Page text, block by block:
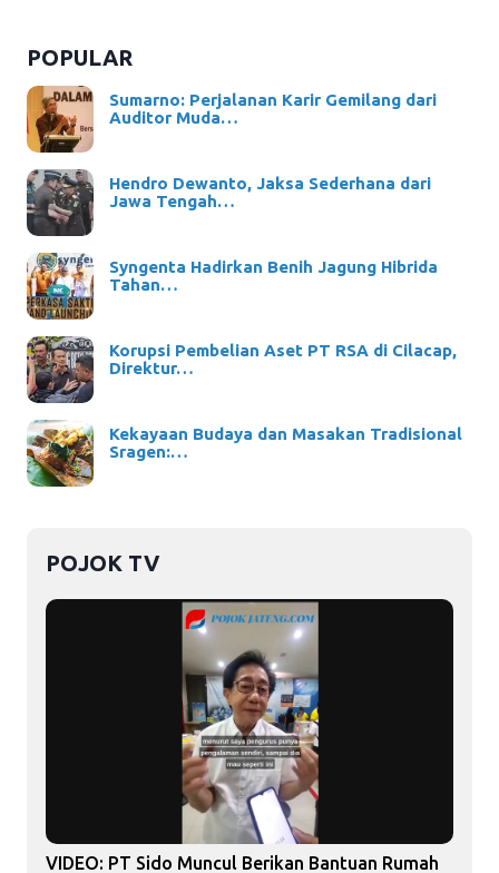
POPULAR
Sumarno: Perjalanan Karir Gemilang dari
Auditor Muda…
Hendro Dewanto, Jaksa Sederhana dari
Jawa Tengah…
Syngenta Hadirkan Benih Jagung Hibrida
Tahan…
Korupsi Pembelian Aset PT RSA di Cilacap,
Direktur…
Kekayaan Budaya dan Masakan Tradisional
Sragen:…
POJOK TV
VIDEO: PT Sido Muncul Berikan Bantuan Rumah